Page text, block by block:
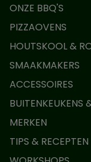
ONZE BBQ'S
PIZZAOVENS
HOUTSKOOL &
SMAAKMAKERS
ACCESSOIRES
BUITENKEUKENS
MERKEN
TIPS & RECEPTEN